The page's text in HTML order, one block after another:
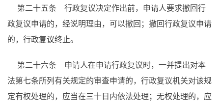
第二十五条 行政复议决定作出前，申请人要求撤回行
政复议申请的，经说明理由，可以撤回；撤回行政复议申请
的，行政复议终止。
第二十六条 申请人在申请行政复议时，一并提出对本
法第七条所列有关规定的审查申请的，行政复议机关对该规
定有权处理的，应当在三十日内依法处理；无权处理的，应